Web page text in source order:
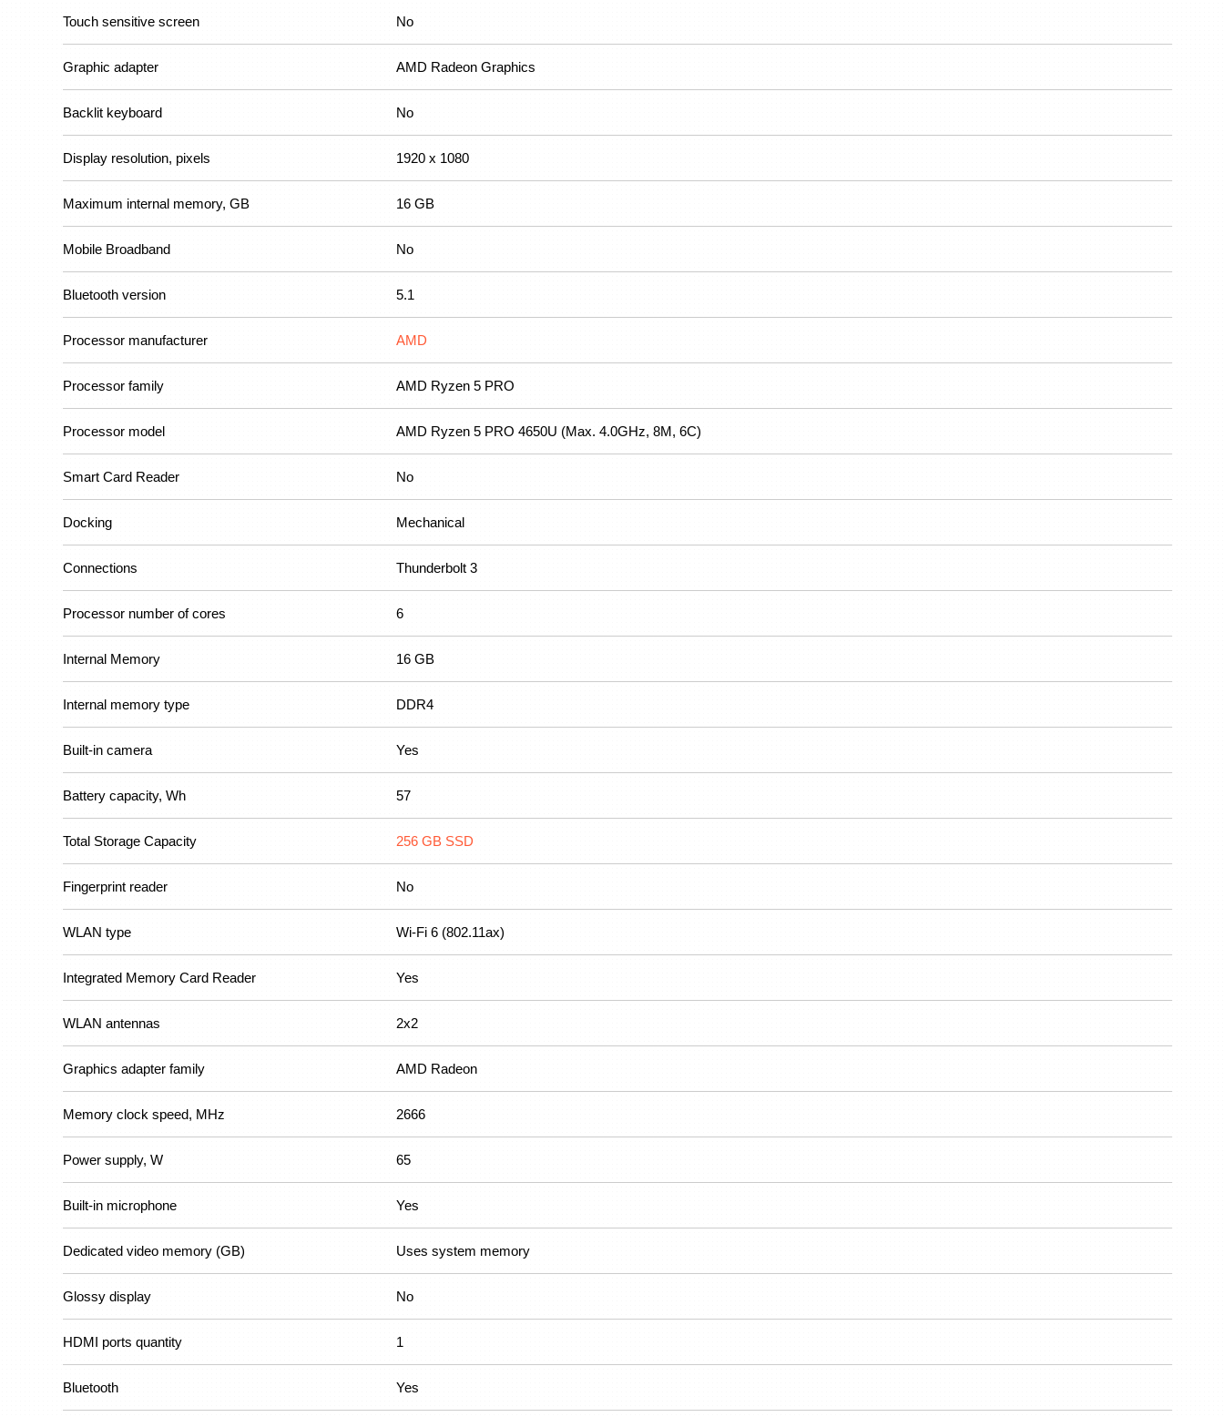
Touch sensitive screen No
Graphic adapter AMD Radeon Graphics
Backlit keyboard No
Display resolution, pixels 1920 x 1080
Maximum internal memory, GB 16 GB
Mobile Broadband No
Bluetooth version 5.1
Processor manufacturer AMD
Processor family AMD Ryzen 5 PRO
Processor model AMD Ryzen 5 PRO 4650U (Max. 4.0GHz, 8M, 6C)
Smart Card Reader No
Docking Mechanical
Connections Thunderbolt 3
Processor number of cores 6
Internal Memory 16 GB
Internal memory type DDR4
Built-in camera Yes
Battery capacity, Wh 57
Total Storage Capacity 256 GB SSD
Fingerprint reader No
WLAN type Wi-Fi 6 (802.11ax)
Integrated Memory Card Reader Yes
WLAN antennas 2x2
Graphics adapter family AMD Radeon
Memory clock speed, MHz 2666
Power supply, W 65
Built-in microphone Yes
Dedicated video memory (GB) Uses system memory
Glossy display No
HDMI ports quantity 1
Bluetooth Yes